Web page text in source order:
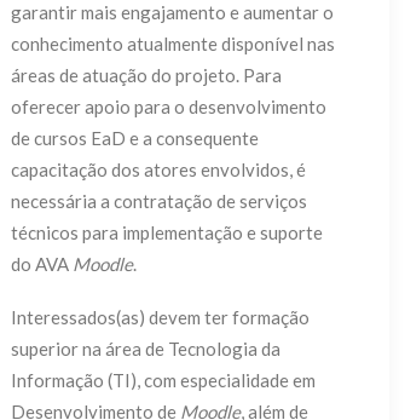
garantir mais engajamento e aumentar o
conhecimento atualmente disponível nas
áreas de atuação do projeto. Para
oferecer apoio para o desenvolvimento
de cursos EaD e a consequente
capacitação dos atores envolvidos, é
necessária a contratação de serviços
técnicos para implementação e suporte
do AVA Moodle.
Interessados(as) devem ter formação
superior na área de Tecnologia da
Informação (TI), com especialidade em
Desenvolvimento de Moodle, além de